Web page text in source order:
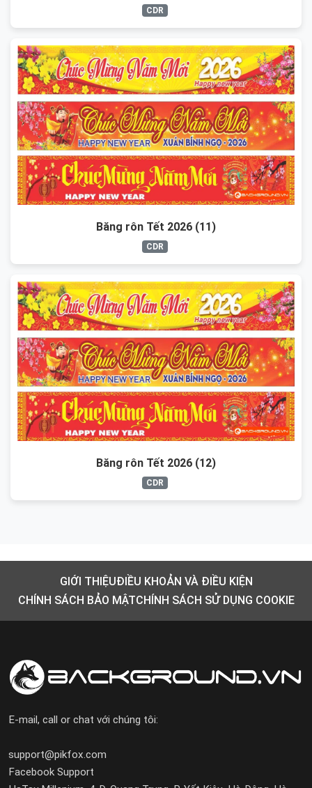
CDR
Băng rôn Tết 2026 (11)
CDR
Băng rôn Tết 2026 (12)
CDR
GIỚI THIỆUĐIỀU KHOẢN VÀ ĐIỀU KIỆN
CHÍNH SÁCH BẢO MẬTCHÍNH SÁCH SỬ DỤNG COOKIE
E-mail, call or chat với chúng tôi:
support@pikfox.com
Facebook Support